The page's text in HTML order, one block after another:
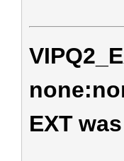
アイドル – ぷぅアンテナ
ーン.gif
ふぇどみ！ / 【画像】ス
ふぇどみ！ / 【悲報】母
かけまくったうちの息子が
EXT